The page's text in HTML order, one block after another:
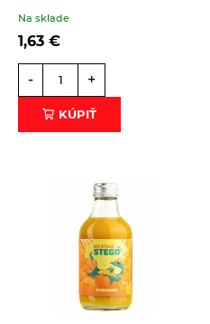
Na sklade
1,63 €
- +
KÚPIŤ